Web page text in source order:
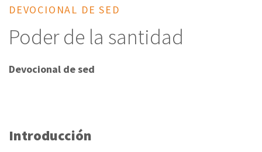
DEVOCIONAL DE SED
Poder de la santidad
Devocional de sed
Introducción